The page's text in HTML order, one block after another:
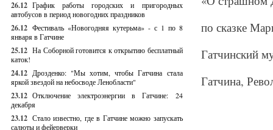
26.12 График работы городских и пригородных
автобусов в период новогодних праздников
26.12 Фестиваль «Новогодняя кутерьма» - с 1 по 8
января в Гатчине
25.12 На Соборной готовится к открытию бесплатный
каток!
24.12 Дрозденко: "Мы хотим, чтобы Гатчина стала
яркой звездой на небосводе Ленобласти"
23.12 Отключение электроэнергии в Гатчине: 24
декабря
23.12 Стало известно, где в Гатчине можно запускать
салюты и фейерверки
по сказке
Гатчинский
Гатчина,